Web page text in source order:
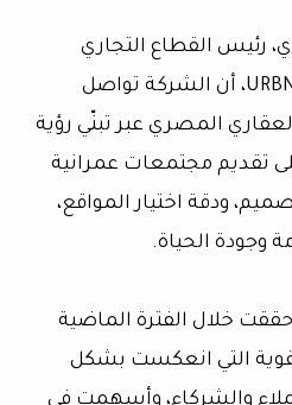
رئيس القطاع التجاري
بشركة URBNZ Developments، أن الشركة تواصل
المصري عبر تبنّي رؤية
تقديم مجتمعات عمرانية
ودقة اختيار المواقع،
وجودة الحياة.
خلال الفترة الماضية
التي انعكست بشكل
والشركاء، وأسهمت في